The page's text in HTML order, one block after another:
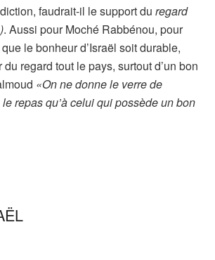
faudrait-il le support du regard
. Aussi pour Moché Rabbénou, pour
le bonheur d’Israël soit durable,
regard tout le pays, surtout d’un bon
«On ne donne le verre de
repas qu’à celui qui possède un bon